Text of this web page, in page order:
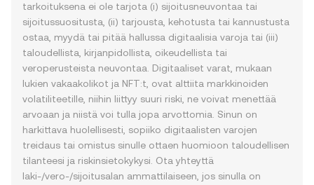
tarkoituksena ei ole tarjota (i) sijoitusneuvontaa tai
sijoitussuositusta, (ii) tarjousta, kehotusta tai kannustusta
ostaa, myydä tai pitää hallussa digitaalisia varoja tai (iii)
taloudellista, kirjanpidollista, oikeudellista tai
veroperusteista neuvontaa. Digitaaliset varat, mukaan
lukien vakaakolikot ja NFT:t, ovat alttiita markkinoiden
volatiliteetille, niihin liittyy suuri riski, ne voivat menettää
arvoaan ja niistä voi tulla jopa arvottomia. Sinun on
harkittava huolellisesti, sopiiko digitaalisten varojen
treidaus tai omistus sinulle ottaen huomioon taloudellisen
tilanteesi ja riskinsietokykysi. Ota yhteyttä
laki-/vero-/sijoitusalan ammattilaiseen, jos sinulla on